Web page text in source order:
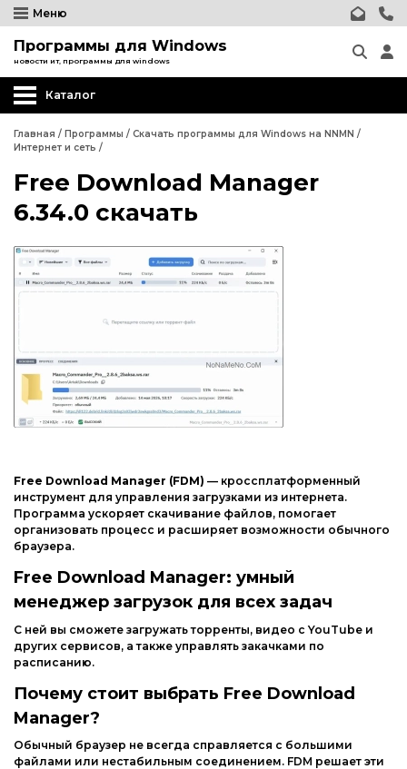
Меню
Программы для Windows
новости ит, программы для windows
Каталог
Другие программы
Системные программы
Программы для Бизнеса
Обработка текста
Интернет и сеть
Мультимедиа
Образование
Другие ОС
Драйвера
Игры
Главная / Программы / Скачать программы для Windows на NNMN /
Интернет и сеть /
Free Download Manager
6.34.0 скачать
Free Download Manager (FDM) — кроссплатформенный
инструмент для управления загрузками из интернета.
Программа ускоряет скачивание файлов, помогает
организовать процесс и расширяет возможности обычного
браузера.
Free Download Manager: умный
менеджер загрузок для всех задач
С ней вы сможете загружатьторренты, видео с YouTube и
других сервисов, а также управлять закачками по
расписанию.
Почему стоит выбрать Free Download
Manager?
Обычный браузер не всегда справляется с большими
файлами или нестабильным соединением. FDM решает эти
Другие программы
Программы для Бизнеса
Обработка текста
Интернет и сеть
Мультимедиа
Образование
Другие ОС
Игры